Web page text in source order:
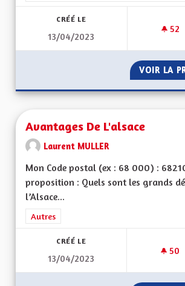
CRÉÉ LE
13/04/2023
52
VOIR LA
Avantages De L'alsace
Laurent MULLER
Mon Code postal (ex : 68 000) :
proposition : Quels sont les grands
l’Alsace...
Filtrer les résultats de la catégorie :
Autres
CRÉÉ LE
13/04/2023
50